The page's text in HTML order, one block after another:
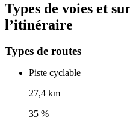
Types de voies et
l’itinéraire
Types de routes
Piste cyclable
27,4 km
35 %